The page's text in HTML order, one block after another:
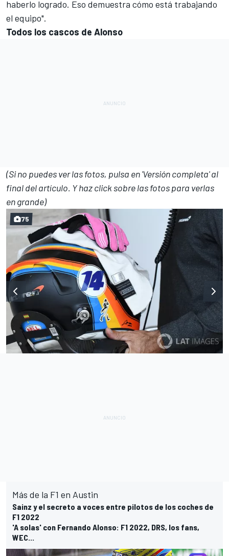
haberlo logrado. Eso demuestra cómo está trabajando
el equipo".
Todos los cascos de Alonso
(Si no puedes ver las fotos, pulsa en 'Versión completa' al
final del artículo. Y haz click sobre las fotos para verlas
en grande)
75
Más de la F1 en Austin
Sainz y el secreto a voces entre pilotos de los coches de
F1 2022
'A solas' con Fernando Alonso: F1 2022, DRS, los fans,
WEC...